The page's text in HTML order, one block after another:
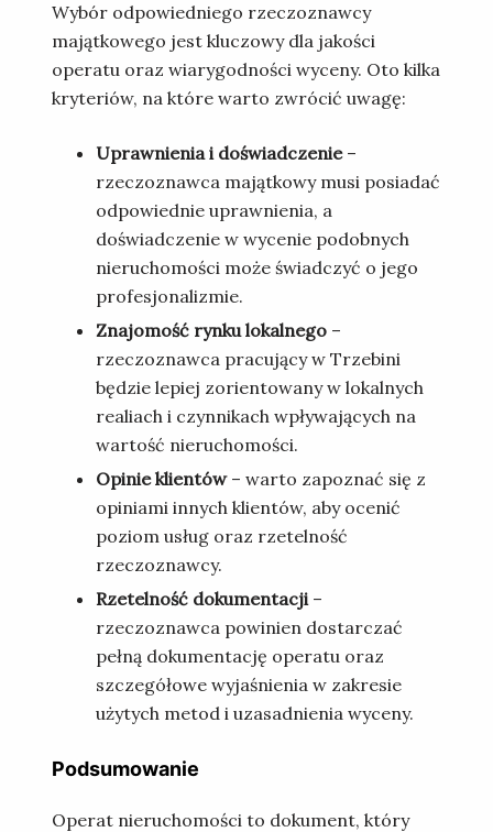
Wybór odpowiedniego rzeczoznawcy
majątkowego jest kluczowy dla jakości
operatu oraz wiarygodności wyceny. Oto kilka
kryteriów, na które warto zwrócić uwagę:
Uprawnienia i doświadczenie–
rzeczoznawca majątkowy musi posiadać
odpowiednie uprawnienia, a
doświadczenie w wycenie podobnych
nieruchomości może świadczyć o jego
profesjonalizmie.
Znajomość rynku lokalnego–
rzeczoznawca pracujący w Trzebini
będzie lepiej zorientowany w lokalnych
realiach i czynnikach wpływających na
wartość nieruchomości.
Opinie klientów– warto zapoznać się z
opiniami innych klientów, aby ocenić
poziom usług oraz rzetelność
rzeczoznawcy.
Rzetelność dokumentacji–
rzeczoznawca powinien dostarczać
pełną dokumentację operatu oraz
szczegółowe wyjaśnienia w zakresie
użytych metod i uzasadnienia wyceny.
Podsumowanie
Operat nieruchomości to dokument, który